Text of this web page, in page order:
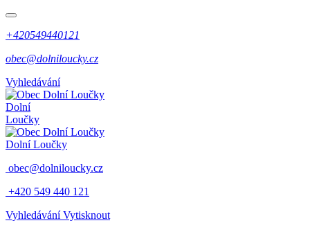
+420549440121
obec@dolniloucky.cz
Vyhledávání
Dolní
Loučky
Dolní Loučky
obec@dolniloucky.cz
+420 549 440 121
Vyhledávání Vytisknout